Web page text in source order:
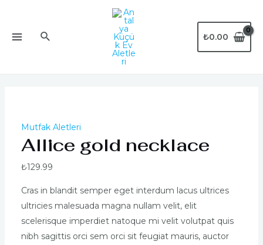
Arama ₺0.00
Mutfak Aletleri
Allice gold necklace
₺129.99
Cras in blandit semper eget interdum lacus ultrices
ultricies malesuada magna nullam velit, elit
scelerisque imperdiet natoque mi velit volutpat quis
nibh sagittis orci sem orci sit feugiat mauris, auctor